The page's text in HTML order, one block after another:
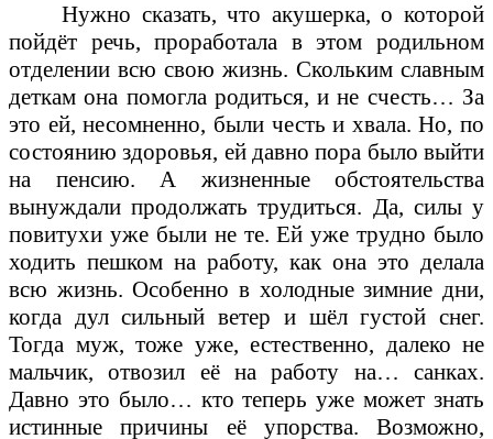
Нужно сказать, что акушерка, о которой
пойдёт речь, проработала в этом родильном
отделении всю свою жизнь. Скольким славным
деткам она помогла родиться, и не счесть… За
это ей, несомненно, были честь и хвала. Но, по
состоянию здоровья, ей давно пора было выйти
на пенсию. А жизненные обстоятельства
вынуждали продолжать трудиться. Да, силы у
повитухи уже были не те. Ей уже трудно было
ходить пешком на работу, как она это делала
всю жизнь. Особенно в холодные зимние дни,
когда дул сильный ветер и шёл густой снег.
Тогда муж, тоже уже, естественно, далеко не
мальчик, отвозил её на работу на… санках.
Давно это было… кто теперь уже может знать
истинные причины её упорства. Возможно,